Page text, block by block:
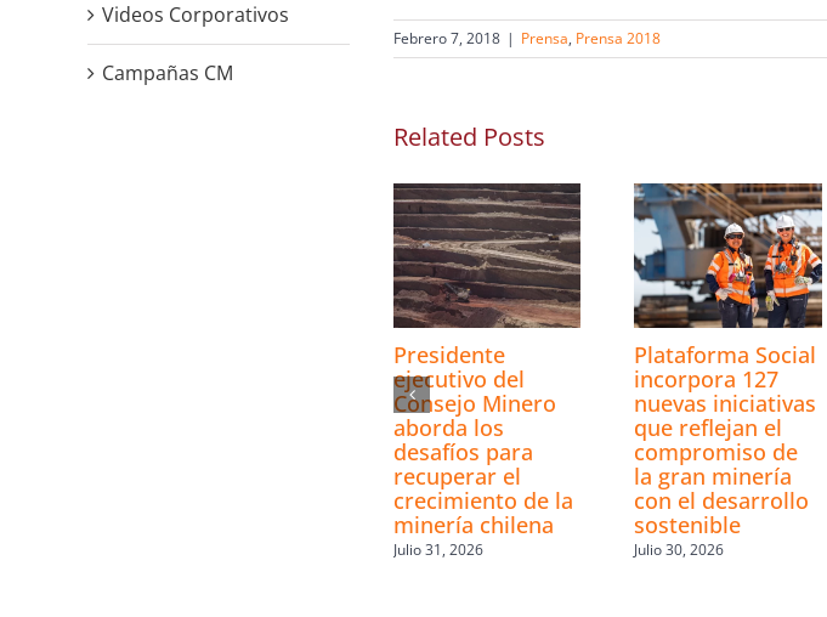
Febrero 7, 2018 | Prensa, Prensa 2018
Related Posts
Presidente
ejecutivo del
Consejo Minero
aborda los
desafíos para
recuperar el
crecimiento de la
minería chilena
Julio 31, 2026
Plataforma Social
incorpora 127
nuevas iniciativas
que reflejan el
compromiso de
la gran minería
con el desarrollo
sostenible
Julio 30, 2026
Videos Corporativos
Campañas CM